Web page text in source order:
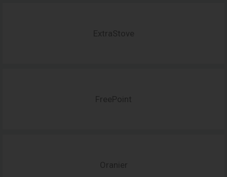
ExtraStove
FreePoint
Oranier